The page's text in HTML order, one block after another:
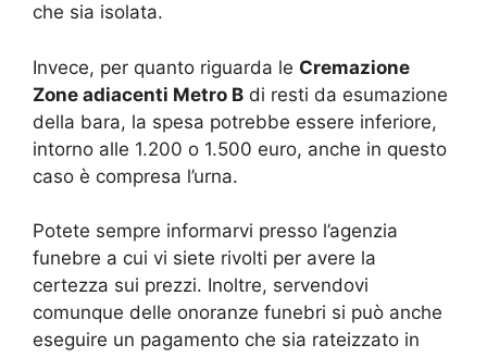
che sia isolata.
Invece, per quanto riguarda le Cremazione
Zone adiacenti Metro B di resti da esumazione
della bara, la spesa potrebbe essere inferiore,
intorno alle 1.200 o 1.500 euro, anche in questo
caso è compresa l’urna.
Potete sempre informarvi presso l’agenzia
funebre a cui vi siete rivolti per avere la
certezza sui prezzi. Inoltre, servendovi
comunque delle onoranze funebri si può anche
eseguire un pagamento che sia rateizzato in